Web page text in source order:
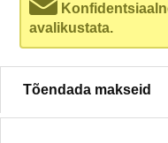
avalikustata.
Tõendada makseid